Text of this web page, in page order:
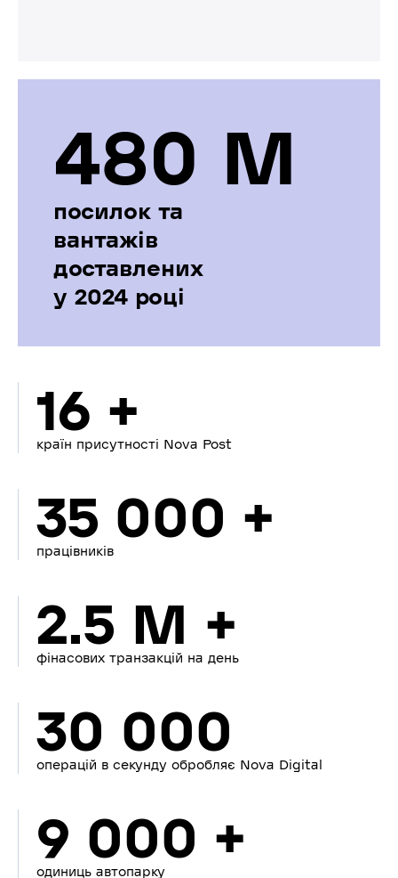
480 М
посилок та
вантажів
доставлених
у 2024 році
16 +
країн присутності Nova Post
35 000 +
працівників
2.5 M +
фінасових транзакцій на день
30 000
операцій в секунду обробляє Nova Digital
9 000 +
одиниць автопарку